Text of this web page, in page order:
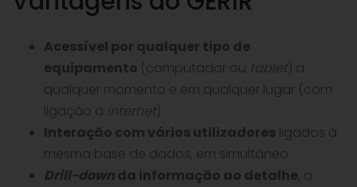
Acessível por qualquer tipo de
equipamento (computador ou tablet) a
qualquer momento e em qualquer lugar (com
ligação à internet)
Interação com vários utilizadores ligados à
mesma base de dados, em simultâneo
Drill-downda informação ao detalhe, a